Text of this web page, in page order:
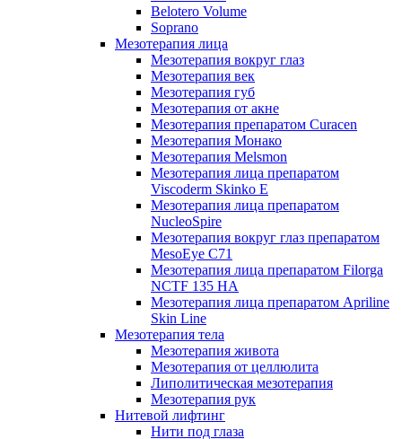
Belotero Volume
Soprano
Мезотерапия лица
Мезотерапия вокруг глаз
Мезотерапия век
Мезотерапия губ
Мезотерапия от акне
Мезотерапия препаратом Curacen
Мезотерапия Монако
Мезотерапия Melsmon
Мезотерапия лица препаратом
Viscoderm Skinko E
Мезотерапия лица препаратом
NucleoSpire
Мезотерапия вокруг глаз препаратом
MesoEye С71
Мезотерапия лица препаратом Filorga
NCTF 135 HA
Мезотерапия лица препаратом Apriline
Skin Line
Мезотерапия тела
Мезотерапия живота
Мезотерапия от целлюлита
Липолитическая мезотерапия
Мезотерапия рук
Нитевой лифтинг
Нити под глаза